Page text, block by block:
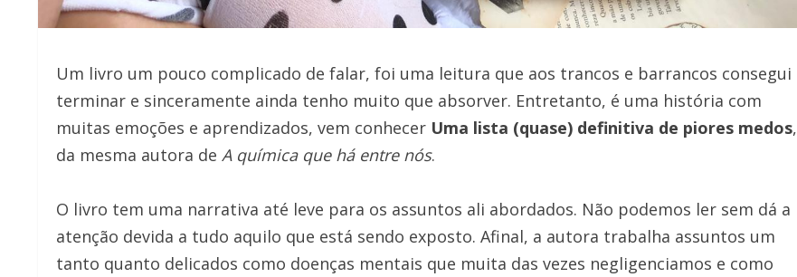
Um livro um pouco complicado de falar, foi uma leitura que aos trancos e barrancos consegui
terminar e sinceramente ainda tenho muito que absorver. Entretanto, é uma história com
muitas emoções e aprendizados, vem conhecer Uma lista (quase) definitiva de piores medos,
da mesma autora de A química que há entre nós.
O livro tem uma narrativa até leve para os assuntos ali abordados. Não podemos ler sem dá a
atenção devida a tudo aquilo que está sendo exposto. Afinal, a autora trabalha assuntos um
tanto quanto delicados como doenças mentais que muita das vezes negligenciamos e como